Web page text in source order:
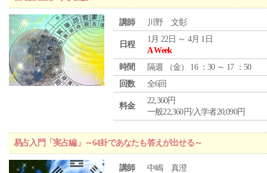
講師 川野 文彰
日程
1月 22日 ～ 4月 1日
A Week
時間
隔週 （金） 16 ：30 ～ 17 ：50
回数
全6回
料金
22,360円
一般22,360円/入学者20,090円
易占入門「実占編」～64卦であなたも答えが出せる～
講師 中嶋 真澄